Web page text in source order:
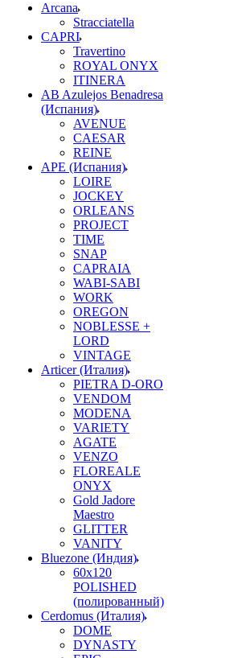
Arcana
Stracciatella
CAPRI
Travertino
ROYAL ONYX
ITINERA
AB Azulejos Benadresa
(Испания)
AVENUE
CAESAR
REINE
APE (Испания)
LOIRE
JOCKEY
ORLEANS
PROJECT
TIME
SNAP
CAPRAIA
WABI-SABI
WORK
OREGON
NOBLESSE +
LORD
VINTAGE
Articer (Италия)
PIETRA D-ORO
VENDOM
MODENA
VARIETY
AGATE
VENZO
FLOREALE
ONYX
Gold Jadore
Maestro
GLITTER
VANITY
Bluezone (Индия)
60х120
POLISHED
(полированный)
Cerdomus (Италия)
DOME
DYNASTY